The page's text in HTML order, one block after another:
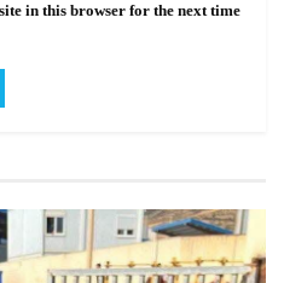
in this browser for the next time